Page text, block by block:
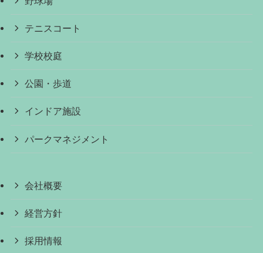
テニスコート
学校校庭
公園・歩道
インドア施設
パークマネジメント
会社概要
経営方針
採用情報